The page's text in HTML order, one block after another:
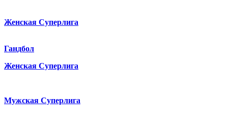
Женская Суперлига
Гандбол
Женская Суперлига
Мужская Суперлига